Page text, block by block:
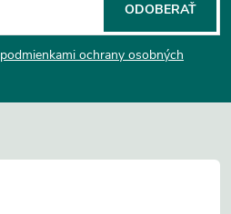
podmienkami ochrany osobných
ODOBERAŤ